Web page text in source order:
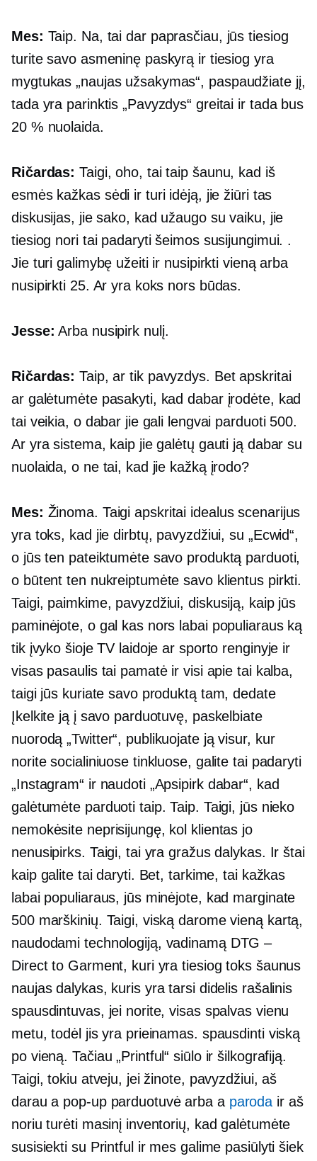
Mes: Taip. Na, tai dar paprasčiau, jūs tiesiog
turite savo asmeninę paskyrą ir tiesiog yra
mygtukas „naujas užsakymas“, paspaudžiate jį,
tada yra parinktis „Pavyzdys“ greitai ir tada bus
20 % nuolaida.
Ričardas: Taigi, oho, tai taip šaunu, kad iš
esmės kažkas sėdi ir turi idėją, jie žiūri tas
diskusijas, jie sako, kad užaugo su vaiku, jie
tiesiog nori tai padaryti šeimos susijungimui. .
Jie turi galimybę užeiti ir nusipirkti vieną arba
nusipirkti 25. Ar yra koks nors būdas.
Jesse: Arba nusipirk nulį.
Ričardas: Taip, ar tik pavyzdys. Bet apskritai
ar galėtumėte pasakyti, kad dabar įrodėte, kad
tai veikia, o dabar jie gali lengvai parduoti 500.
Ar yra sistema, kaip jie galėtų gauti ją dabar su
nuolaida, o ne tai, kad jie kažką įrodo?
Mes: Žinoma. Taigi apskritai idealus scenarijus
yra toks, kad jie dirbtų, pavyzdžiui, su „Ecwid“,
o jūs ten pateiktumėte savo produktą parduoti,
o būtent ten nukreiptumėte savo klientus pirkti.
Taigi, paimkime, pavyzdžiui, diskusiją, kaip jūs
paminėjote, o gal kas nors labai populiaraus ką
tik įvyko šioje TV laidoje ar sporto renginyje ir
visas pasaulis tai pamatė ir visi apie tai kalba,
taigi jūs kuriate savo produktą tam, dedate
Įkelkite ją į savo parduotuvę, paskelbiate
nuorodą „Twitter“, publikuojate ją visur, kur
norite socialiniuose tinkluose, galite tai padaryti
„Instagram“ ir naudoti „Apsipirk dabar“, kad
galėtumėte parduoti taip. Taip. Taigi, jūs nieko
nemokėsite neprisijungę, kol klientas jo
nenusipirks. Taigi, tai yra gražus dalykas. Ir štai
kaip galite tai daryti. Bet, tarkime, tai kažkas
labai populiaraus, jūs minėjote, kad marginate
500 marškinių. Taigi, viską darome vieną kartą,
naudodami technologiją, vadinamą DTG –
Direct to Garment, kuri yra tiesiog toks šaunus
naujas dalykas, kuris yra tarsi didelis rašalinis
spausdintuvas, jei norite, visas spalvas vienu
metu, todėl jis yra prieinamas. spausdinti viską
po vieną. Tačiau „Printful“ siūlo ir šilkografiją.
Taigi, tokiu atveju, jei žinote, pavyzdžiui, aš
darau a pop-upparduotuvė arba a paroda ir aš
noriu turėti masinį inventorių, kad galėtumėte
susisiekti su Printful ir mes galime pasiūlyti šiek